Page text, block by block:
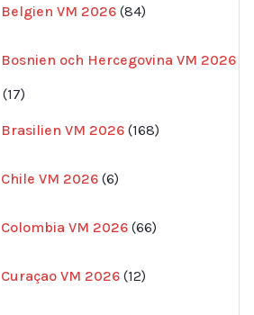
Belgien VM 2026 84
produkter
Bosnien och Hercegovina VM 2026
1717
Brasilien VM 2026 168
produkter
Chile VM 2026 6
produkter
Colombia VM 2026 66
produkter
Curaçao VM 2026 12
produkter